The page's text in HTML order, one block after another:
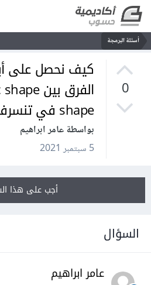
أسئلة البرمجة
0
shape في تنسرفلو Tensorflow
بواسطة عامر ابراهيم
5 سبتمبر 2021
أجب على هذا
السؤال
عامر ابراهيم